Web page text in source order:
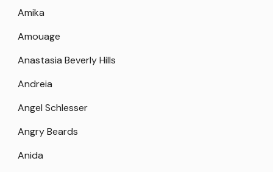
Amika
Amouage
Anastasia Beverly Hills
Andreia
Angel Schlesser
Angry Beards
Anida